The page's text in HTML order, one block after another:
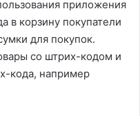
приложения
в корзину покупатели
для покупок.
со штрих-кодом и
кода, например